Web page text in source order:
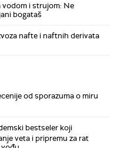
vodom i strujom: Ne
bogataš
nafte i naftnih derivata
od sporazuma o miru
bestseler koji
veta i pripremu za rat